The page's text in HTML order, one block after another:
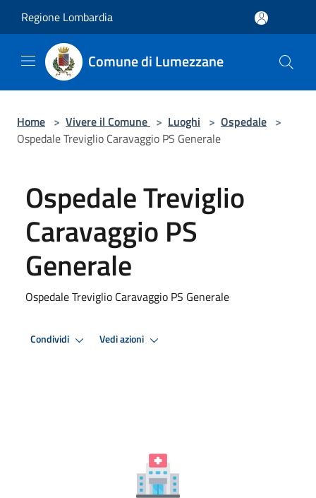
Regione Lombardia
Comune di Lumezzane
Home > Vivere il Comune > Luoghi > Ospedale >
Ospedale Treviglio Caravaggio PS Generale
Ospedale Treviglio
Caravaggio PS
Generale
Ospedale Treviglio Caravaggio PS Generale
Condividi Vedi azioni